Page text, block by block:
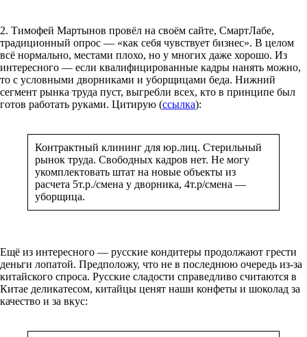
2. Тимофей Мартынов провёл на своём сайте, СмартЛабе,
традиционный опрос — «как себя чувствует бизнес». В целом
всё нормально, местами плохо, но у многих даже хорошо. Из
интересного — если квалифицированные кадры нанять можно,
то с условными дворниками и уборщицами беда. Нижний
сегмент рынка труда пуст, выгребли всех, кто в принципе был
готов работать руками. Цитирую (ссылка):
Контрактный клининг для юр.лиц. Стерильный
рынок труда. Свободных кадров нет. Не могу
укомплектовать штат на новые объекты из
расчета 5т.р./смена у дворника, 4т.р/смена —
уборщица.
Ещё из интересного — русские кондитеры продолжают грести
деньги лопатой. Предположу, что не в последнюю очередь из-за
китайского спроса. Русские сладости справедливо считаются в
Китае деликатесом, китайцы ценят наши конфеты и шоколад за
качество и за вкус: